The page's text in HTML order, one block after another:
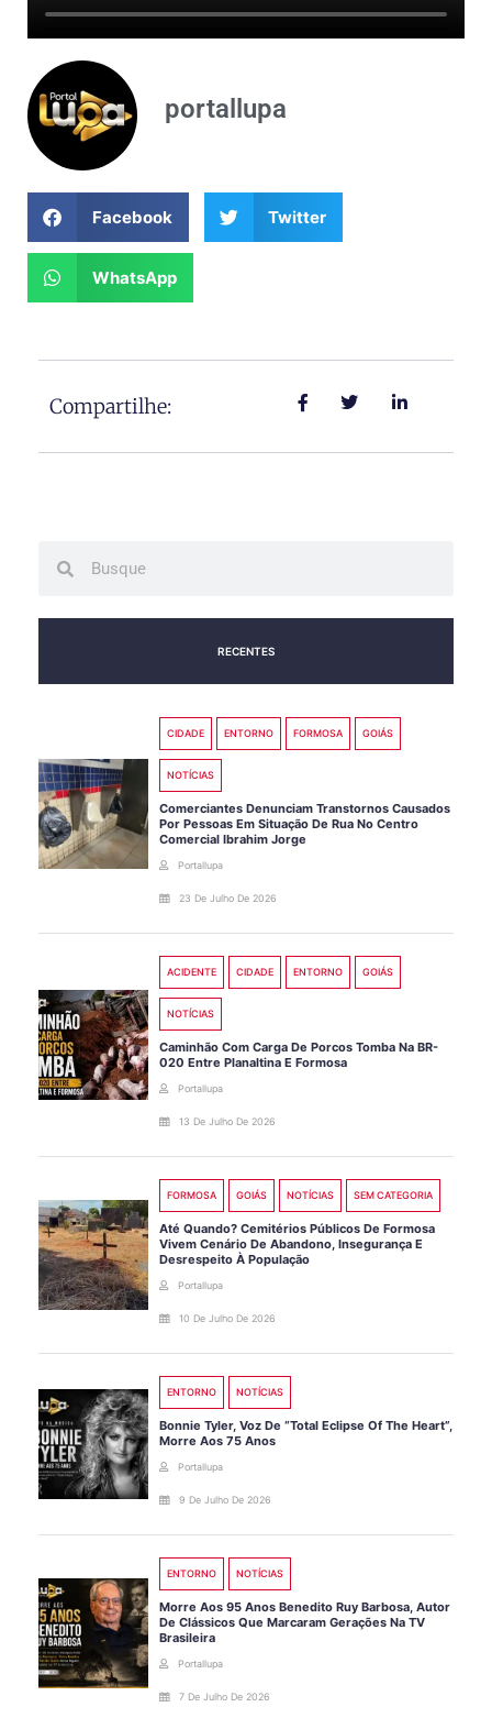
portallupa
Facebook Twitter
WhatsApp
Compartilhe:
RECENTES
CIDADE ENTORNO FORMOSA GOIÁS
NOTÍCIAS
Comerciantes Denunciam Transtornos Causados
Por Pessoas Em Situação De Rua No Centro
Comercial Ibrahim Jorge
Portallupa
23 De Julho De 2026
ACIDENTE CIDADE ENTORNO GOIÁS
NOTÍCIAS
Caminhão Com Carga De Porcos Tomba Na BR-
020 Entre Planaltina E Formosa
Portallupa
13 De Julho De 2026
FORMOSA GOIÁS NOTÍCIAS SEM CATEGORIA
Até Quando? Cemitérios Públicos De Formosa
Vivem Cenário De Abandono, Insegurança E
Desrespeito À População
Portallupa
10 De Julho De 2026
ENTORNO NOTÍCIAS
Bonnie Tyler, Voz De “Total Eclipse Of The Heart”,
Morre Aos 75 Anos
Portallupa
9 De Julho De 2026
ENTORNO NOTÍCIAS
Morre Aos 95 Anos Benedito Ruy Barbosa, Autor
De Clássicos Que Marcaram Gerações Na TV
Brasileira
Portallupa
7 De Julho De 2026